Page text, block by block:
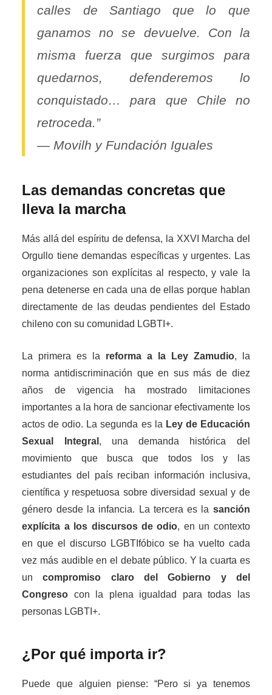
calles de Santiago que lo que
ganamos no se devuelve. Con la
misma fuerza que surgimos para
quedarnos, defenderemos lo
conquistado… para que Chile no
retroceda.”
— Movilh y Fundación Iguales
Las demandas concretas que
lleva la marcha
Más allá del espíritu de defensa, la XXVI Marcha del
Orgullo tiene demandas específicas y urgentes. Las
organizaciones son explícitas al respecto, y vale la
pena detenerse en cada una de ellas porque hablan
directamente de las deudas pendientes del Estado
chileno con su comunidad LGBTI+.
La primera es la reforma a la Ley Zamudio, la
norma antidiscriminación que en sus más de diez
años de vigencia ha mostrado limitaciones
importantes a la hora de sancionar efectivamente los
actos de odio. La segunda es la Ley de Educación
Sexual Integral , una demanda histórica del
movimiento que busca que todos los y las
estudiantes del país reciban información inclusiva,
científica y respetuosa sobre diversidad sexual y de
género desde la infancia. La tercera es la sanción
explícita a los discursos de odio, en un contexto
en que el discurso LGBTIfóbico se ha vuelto cada
vez más audible en el debate público. Y la cuarta es
uncompromiso claro del Gobierno y del
Congreso con la plena igualdad para todas las
personas LGBTI+.
¿Por qué importa ir?
Puede que alguien piense: “Pero si ya tenemos